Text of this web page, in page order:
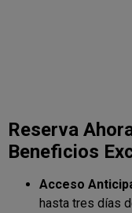
Reserva
Beneficios
Acceso
hasta tres días